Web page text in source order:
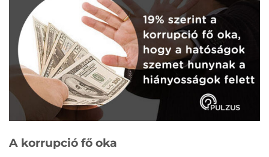
A korrupció fő oka